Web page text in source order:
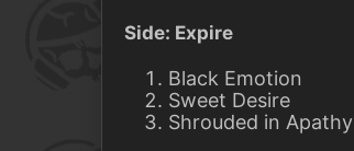
Side: Expire
Black Emotion
Sweet Desire
Shrouded in Apathy